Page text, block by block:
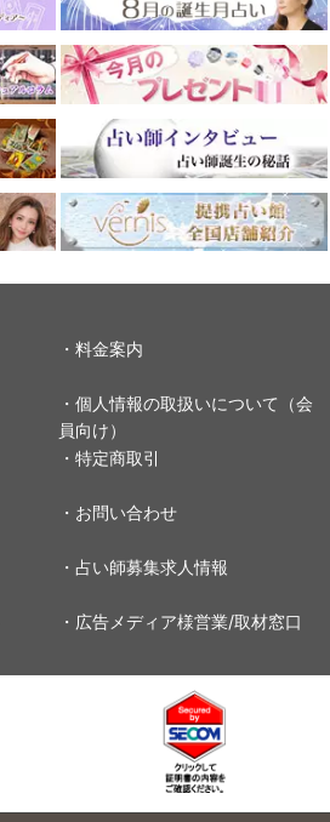
・料金案内
・個人情報の取扱いについて（会
員向け）
・特定商取引
・お問い合わせ
・占い師募集求人情報
・広告メディア様営業/取材窓口